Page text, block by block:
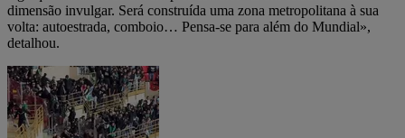
dimensão invulgar. Será construída uma zona metropolitana à sua
volta: autoestrada, comboio… Pensa-se para além do Mundial»,
detalhou.